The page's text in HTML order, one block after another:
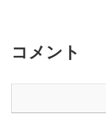
コメント